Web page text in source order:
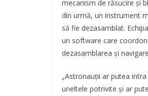
mecanism de răsucire și
din urmă, un instrument
să fie dezasamblat.
un software care
dezasamblarea și
„Astronauții ar putea
uneltele potrivite și ar